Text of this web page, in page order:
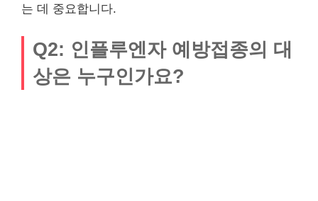
는 데 중요합니다.
Q2: 인플루엔자 예방접종의 대
상은 누구인가요?